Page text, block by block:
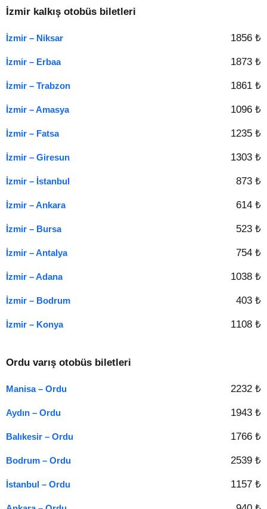
İzmir kalkış otobüs biletleri
İzmir – Niksar 1856 ₺
İzmir – Erbaa 1873 ₺
İzmir – Trabzon 1861 ₺
İzmir – Amasya 1096 ₺
İzmir – Fatsa 1235 ₺
İzmir – Giresun 1303 ₺
İzmir – İstanbul 873 ₺
İzmir – Ankara 614 ₺
İzmir – Bursa 523 ₺
İzmir – Antalya 754 ₺
İzmir – Adana 1038 ₺
İzmir – Bodrum 403 ₺
İzmir – Konya 1108 ₺
Ordu varış otobüs biletleri
Manisa – Ordu 2232 ₺
Aydın – Ordu 1943 ₺
Balıkesir – Ordu 1766 ₺
Bodrum – Ordu 2539 ₺
İstanbul – Ordu 1157 ₺